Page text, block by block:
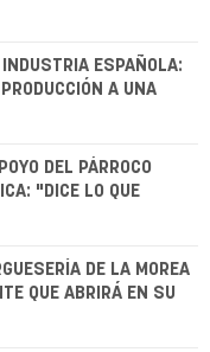
ESPAÑOLA:
A UNA
DEL PÁRROCO
"DICE LO QUE
DE LA MOREA
QUE ABRIRÁ EN SU